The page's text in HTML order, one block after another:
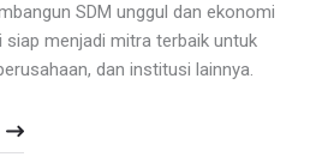
SDM unggul dan ekonomi
menjadi mitra terbaik untuk
dan institusi lainnya.